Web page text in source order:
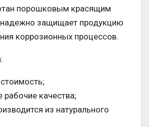
порошковым красящим
надежно защищает продукцию
коррозионных процессов.
рабочие качества;
из натурального